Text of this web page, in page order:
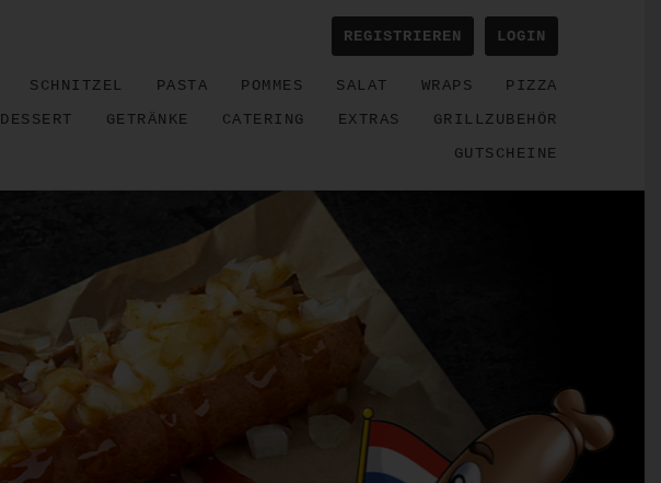
REGISTRIEREN LOGIN
SCHNITZEL PASTA POMMES SALAT WRAPS
PIZZA
DESSERT GETRÄNKE CATERING EXTRAS
GRILLZUBEHÖR
GUTSCHEINE